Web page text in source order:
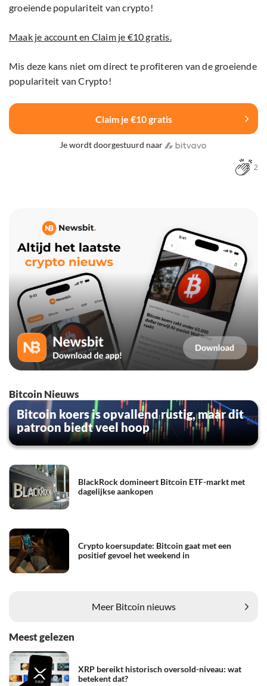
groeiende populariteit van crypto!
Maak je account en Claim je €10 gratis.
Mis deze kans niet om direct te profiteren van de groeiende
populariteit van Crypto!
Claim je €10 gratis
Je wordt doorgestuurd naar
2
Bitcoin Nieuws
Bitcoin koers is opvallend rustig, maar dit
patroon biedt veel hoop
BlackRock domineert Bitcoin ETF-markt met
dagelijkse aankopen
Crypto koersupdate: Bitcoin gaat met een
positief gevoel het weekend in
Meer Bitcoin nieuws
Meest gelezen
XRP bereikt historisch oversold-niveau: wat
betekent dat?